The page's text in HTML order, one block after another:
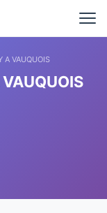
A VAUQUOIS